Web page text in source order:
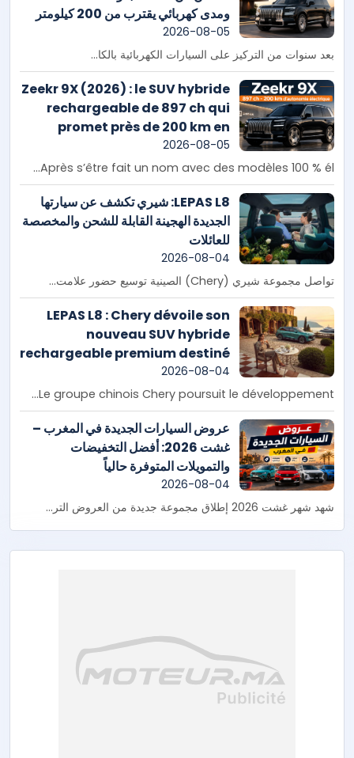
ومدى كهربائي يقترب من 200 كيلومتر
2026-08-05
بعد سنوات من التركيز على السيارات الكهربائية بالكا...
Zeekr 9X (2026) : le SUV hybride
rechargeable de 897 ch qui
promet près de 200 km en
mode électrique
2026-08-05
Après s’être fait un nom avec des modèles 100 % él...
LEPAS L8: شيري تكشف عن سيارتها
الجديدة الهجينة القابلة للشحن والمخصصة
للعائلات
2026-08-04
تواصل مجموعة شيري (Chery) الصينية توسيع حضور علامت...
LEPAS L8 : Chery dévoile son
nouveau SUV hybride
rechargeable premium destiné
aux familles
2026-08-04
Le groupe chinois Chery poursuit le développement...
عروض السيارات الجديدة في المغرب –
غشت 2026: أفضل التخفيضات
والتمويلات المتوفرة حالياً
2026-08-04
شهد شهر غشت 2026 إطلاق مجموعة جديدة من العروض التر...